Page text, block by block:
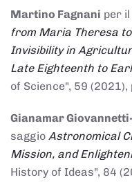
Martino Fagnani per
from Maria Theresa
Invisibility in
Late Eighteenth to
of Science", 59 (2021),
Gianamar
saggio Astronomical
Mission, and
History of Ideas", 84